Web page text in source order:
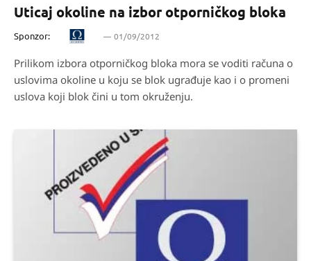
Uticaj okoline na izbor otporničkog bloka
Sponzor: 01/09/2012
Prilikom izbora otporničkog bloka mora se voditi računa o
uslovima okoline u koju se blok ugrađuje kao i o promeni
uslova koji blok čini u tom okruženju.